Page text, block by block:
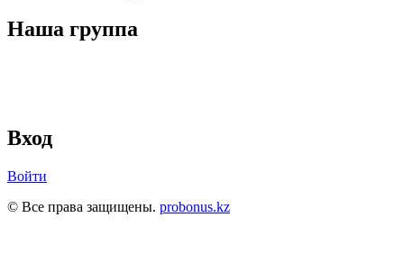
Наша группа
Вход
Войти
© Все права защищены. probonus.kz